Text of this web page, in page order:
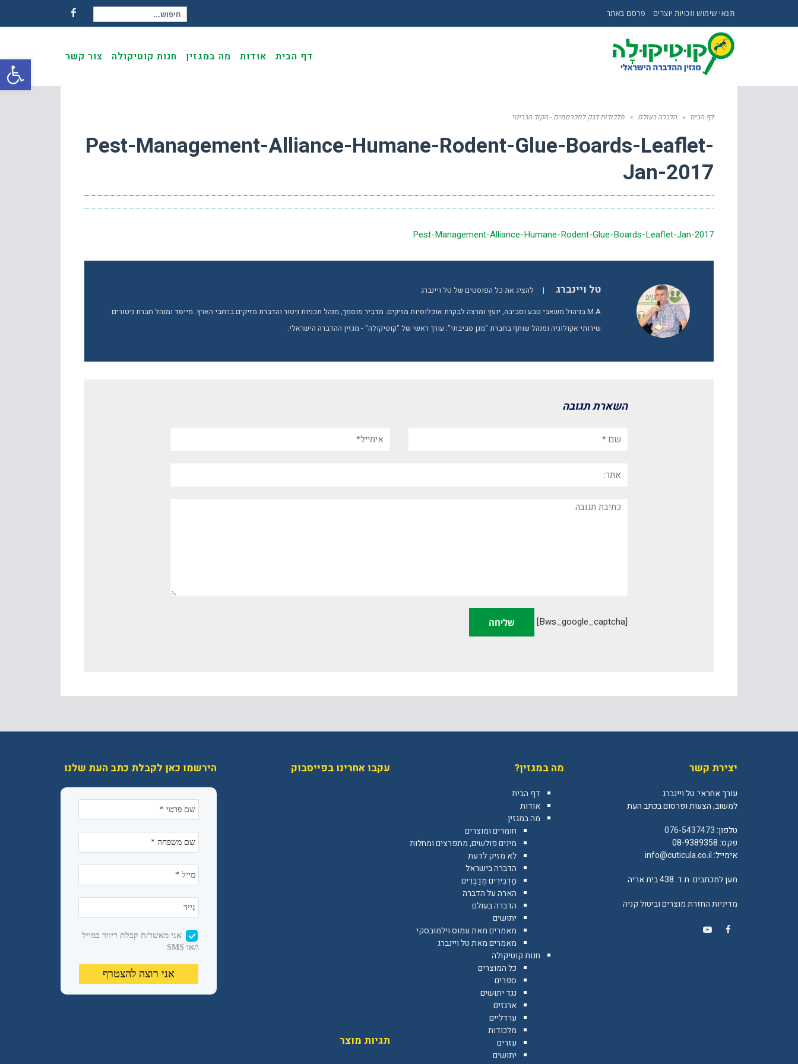
תנאי שימוש וזכויות יוצרים פרסם באתר
חיפוש עבור:
Facebook
דף הבית אודות מה במגזין חנות קוטיקולה צור קשר
דף הבית » הדברה בעולם » מלכודות דבק למכרסמים - הקוד הבריטי
Pest-Management-Alliance-Humane-Rodent-Glue-Boards-Leaflet-
Jan-2017
Pest-Management-Alliance-Humane-Rodent-Glue-Boards-Leaflet-Jan-2017
טל ויינברג |
להציג את כל הפוסטים של טל ויינברג
M.A בניהול משאבי טבע וסביבה, יועץ ומרצה לבקרת אוכלוסיות מזיקים. מדביר מוסמך, מנהל תכניות ניטור והדברת מזיקים ברחבי הארץ. מייסד ומנהל חברת ניטורים
שירותי אקולוגיה ומנהל שותף בחברת "מגן סביבתי". עורך ראשי של "קוטיקולה" - מגזין ההדברה הישראלי.
השארת תגובה
תגובה
[bws_google_captcha]
יצירת קשר
עורך אחראי: טל ויינברג
למשוב, הצעות ופרסום בכתב העת
טלפון:076-5437473
פקס: 08-9389358
אימייל:info@cuticula.co.il
מען למכתבים: ת.ד. 438 בית אריה
מדיניות החזרת מוצרים וביטול קניה
מה במגזין?
דף הבית
אודות
מה במגזין
חומרים ומוצרים
מינים פולשים, מתפרצים ומחלות
לא מזיק לדעת
הדברה בישראל
מַדְבִּירִים מְדַבְּרִים
הארה על הדברה
הדברה בעולם
יתושים
מאמרים מאת עמוס וילמובסקי
מאמרים מאת טל ויינברג
חנות קוטיקולה
כל המוצרים
ספרים
נגד יתושים
ארגזים
ערדליים
מלכודות
עזרים
יתושים
עקבו אחרינו בפייסבוק הירשמו כאן לקבלת כתב העת שלנו
תגיות מוצר